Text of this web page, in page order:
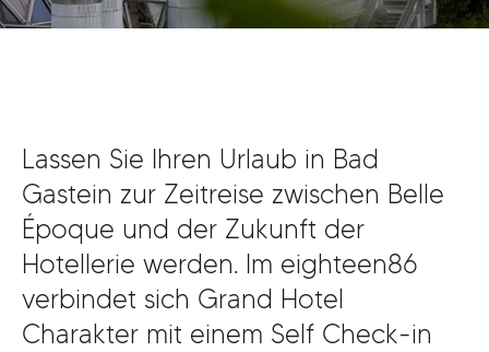
0
Lassen Sie Ihren Urlaub in Bad
Gastein zur Zeitreise zwischen Belle
Époque und der Zukunft der
Hotellerie werden. Im eighteen86
verbindet sich Grand Hotel
Charakter mit einem Self Check-in